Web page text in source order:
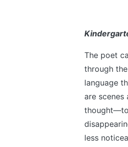
The poet
through
language
are scenes
less